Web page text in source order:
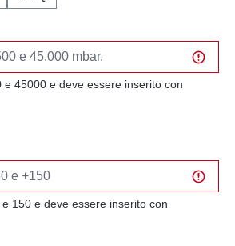
45000 e deve essere inserito con
150 e deve essere inserito con